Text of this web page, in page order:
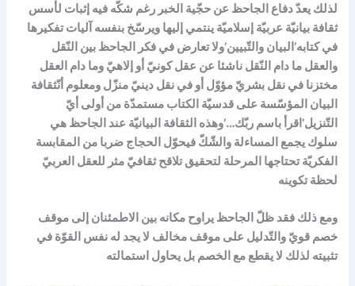
لذلك يعدّ دفاع الجاحظ عن حجّية الخبر رغم شكّه فيه إثبات لأسس
ثقافة بيانيّة عربيّة إسلاميّة ينتمي إليها ويرسّخ بنفسه آليات تفكيرها
في كتابه’البيان والتّبيين’ولا تعارض في فكر الجاحظ بين النّقل
والعقل ما دام النّقل ناشئا عن عقل كونيّ أو إلاهيّ وما دام العقل
مختزنا في نقل بشريّ مؤوّل أو في نقل دينيّ منزّل ومعلوم أنّثقافة
البيان المؤسّسة على قدسيّة الكتاب مستمدّة من أولى أيّ
التّنزيل’اقرأ باسم ربّك…’وهذه الثقافة البيانيّة عند الجاحظ هي
سلوك يجمع المساءلة والشّكّ فيحوّل الحجاج ضربا من المقابسة
الفكريّة تحتاجها المرحلة لتحقيق تلاقح ثقافيّ مثر للعقل العربيّ
لحظة تكوينه
ومع ذلك فقد ظلّ الجاحظ يراوح مكانه بين الاطمئنان إلى موقف
خصم قويّ والتّدليل على موقف مخالف لا يجد له نفس القوّة في
تثبيته لذلك لا يقطع مع الخصم بل يحاول استمالته